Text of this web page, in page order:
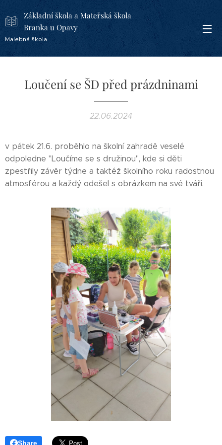
Základní škola a Mateřská škola
Branka u Opavy
Malebná škola
Loučení se ŠD před prázdninami
22.06.2024
v pátek 21.6. proběhlo na školní zahradě veselé
odpoledne "Loučíme se s družinou", kde si děti
zpestřily závěr týdne a taktéž školního roku radostnou
atmosférou a každý odešel s obrázkem na své tváři.
Share